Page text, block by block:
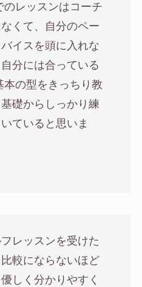
のレッスンはコーチ
くて、自分のペー
イスを頭に入れな
分には合っている
本の型をきっちり教
礎からしっかり練
ていると思いま
レッスンを受けた
較にならないほど
しく分かりやすく